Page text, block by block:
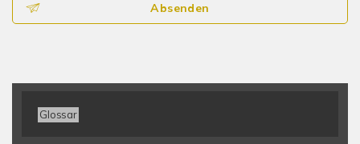
Absenden
Glossar